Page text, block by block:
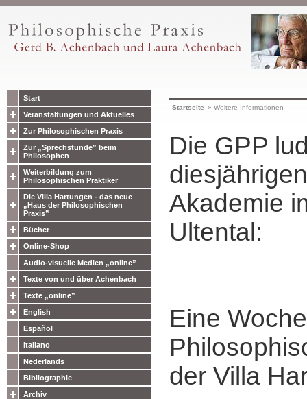
Start
Veranstaltungen und Aktuelles
Zur Philosophischen Praxis
Zur „Sprechstunde” beim
Philosophen
Weiterbildung zum
Philosophischen Praktiker
Die Villa Hartungen - das neue
„Haus der Philosophischen
Praxis”
Bücher
Online-Shop
Audio-visuelle Medien „online”
Texte von und über Achenbach
Texte „online”
English
Español
Italiano
Nederlands
Bibliographie
Archiv
Startseite » Weitere Informationen
Die GPP
Akademie
Ultental:
Eine
der Villa